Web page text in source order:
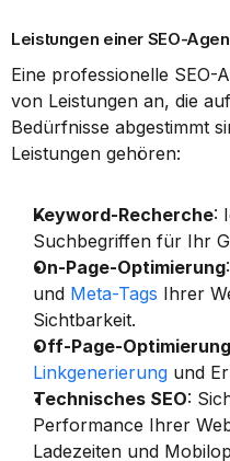
Leistungen einer SEO-
Eine professionelle SEO-
von Leistungen an, die
Bedürfnisse abgestimmt
Leistungen gehören:
Keyword-Recherche:
Suchbegriffen für Ihr
On-Page-Optimierung
und Meta-Tags Ihrer
Sichtbarkeit.
Off-Page-Optimierung
Linkgenerierung und
Technisches SEO:
Performance Ihrer
Ladezeiten und